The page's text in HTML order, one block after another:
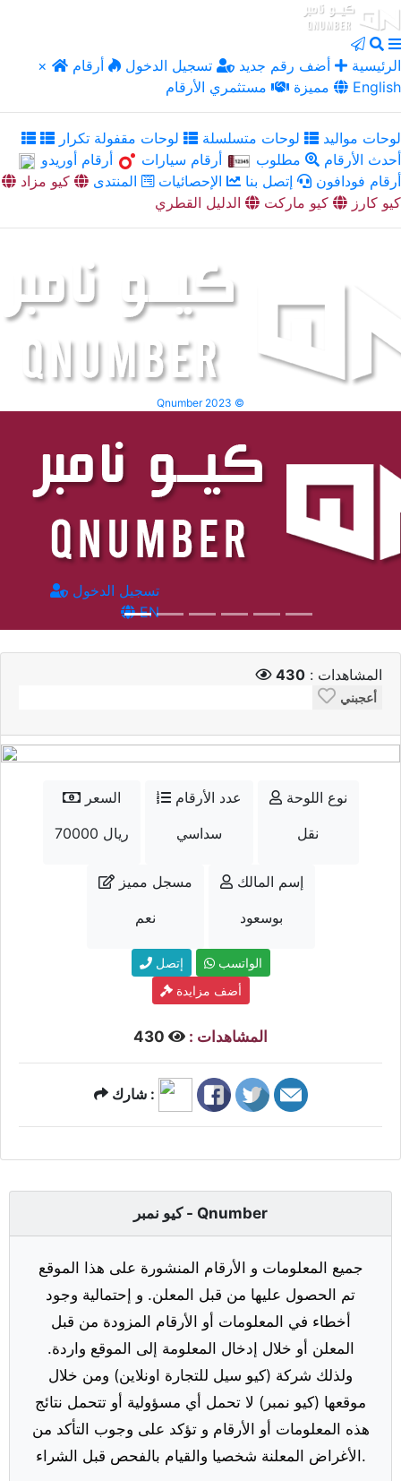
× الرئيسية أضف رقم جديد تسجيل الدخول
أرقام
مميزة
مستثمري الأرقام English
لوحات مواليد لوحات متسلسلة
لوحات مقفولة تكرار
أحدث الأرقام
مطلوب أرقام سيارات
أرقام أوريدو
أرقام فودافون
إتصل بنا الإحصائيات المنتدى
كيو مزاد
كيو كارز
كيو ماركت الدليل القطري
Qnumber 2023 ©
تسجيل الدخول
EN
المشاهدات : 430
أعجبني
السعر
70000 ريال
عدد الأرقام
سداسي
نوع اللوحة
نقل
مسجل مميز
نعم
إسم المالك
بوسعود
إتصل
الواتسب
أضف مزايدة
المشاهدات :
شارك :
كيو نمبر - Qnumber
جميع المعلومات و الأرقام المنشورة على هذا الموقع
تم الحصول عليها من قبل المعلن. و إحتمالية وجود
أخطاء في المعلومات أو الأرقام المزودة من قبل
المعلن أو خلال إدخال المعلومة إلى الموقع واردة.
ولذلك شركة (كيو سيل للتجارة اونلاين) ومن خلال
موقعها (كيو نمبر) لا تحمل أي مسؤولية أو تتحمل نتائج
هذه المعلومات أو الأرقام و تؤكد على وجوب التأكد من
الأغراض المعلنة شخصيا والقيام بالفحص قبل الشراء.